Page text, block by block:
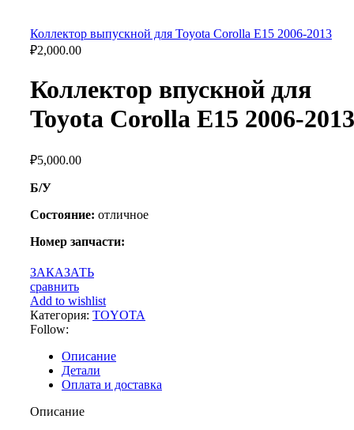
Коллектор выпускной для Toyota Corolla E15 2006-2013
₽2,000.00
Коллектор впускной для
Toyota Corolla E15 2006-2013
₽5,000.00
Б/У
Состояние: отличное
Номер запчасти:
ЗАКАЗАТЬ
сравнить
Add to wishlist
Категория: TOYOTA
Follow:
Описание
Детали
Оплата и доставка
Описание